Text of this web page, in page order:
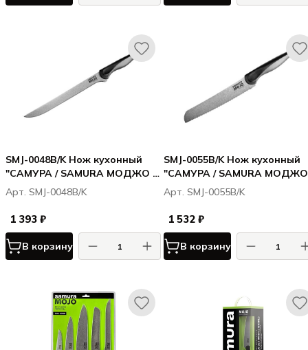
SMJ-0048B/K Нож кухонный
"САМУРА / SAMURA МОДЖО /
MOJO" филейный 218 мм,
корроз.-стойкая сталь,
полипропилен чёрн
Арт. SMJ-0048B/K
1 393 ₽
В корзину
SMJ-0055B/K Нож кухонный
"САМУРА / SAMURA
MOJO" для хлеба 194 мм,
корроз.-стойкая сталь,
полипропилен чёрн.
Арт. SMJ-0055B/K
1 532 ₽
В корзину